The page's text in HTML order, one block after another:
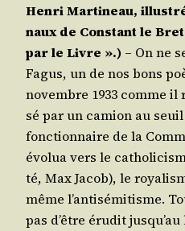
Hen­ri Mar­ti­neau,
naux de Constant le
par le Livre ».) – On ne
Fagus, un de nos bons
novembre 1933 comme
sé par un camion au
fonc­tion­naire de la
évo­lua vers le
té, Max Jacob), le
même l’an­ti­sé­mi­tisme.
pas d’être éru­dit